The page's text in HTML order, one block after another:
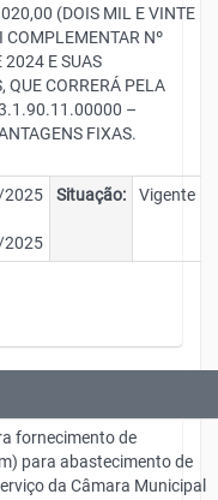
(DOIS MIL E VINTE
COMPLEMENTAR Nº
2024 E SUAS
QUE CORRERÁ PELA
3.1.90.11.00000 –
FIXAS.
Situação: Vigente
fornecimento de
para abastecimento de
da Câmara Municipal